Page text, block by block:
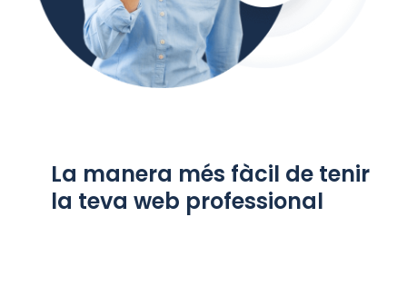
La manera més fàcil de tenir
la teva web professional